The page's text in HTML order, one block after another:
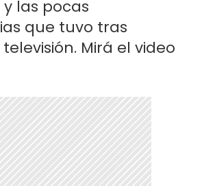
las pocas
que tuvo tras
Mirá el video